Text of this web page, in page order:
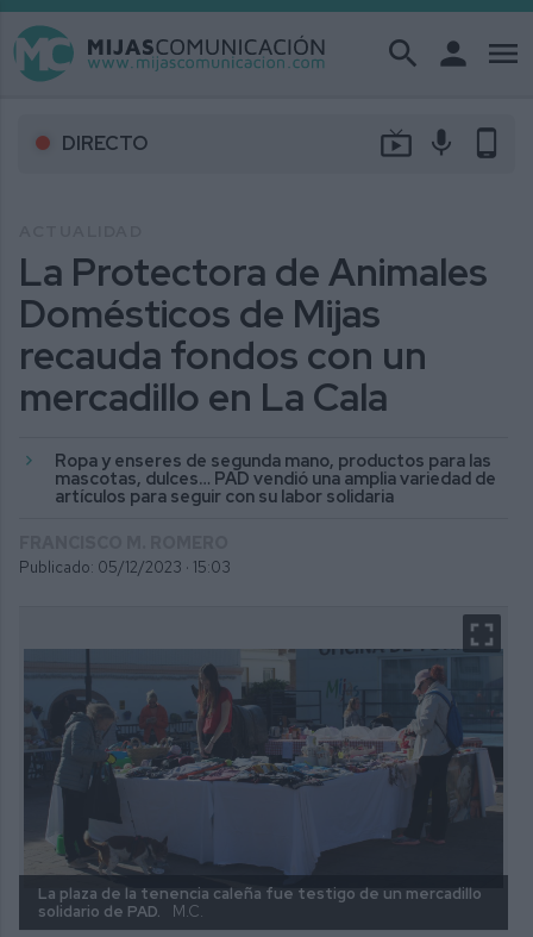
search person menu
DIRECTO live_tv mic phone_android
La Protectora de Animales
Domésticos de Mijas
recauda fondos con un
mercadillo en La Cala
Ropa y enseres de segunda mano, productos para las
mascotas, dulces… PAD vendió una amplia variedad de
artículos para seguir con su labor solidaria
Publicado: 05/12/2023 · 15:03
La plaza de la tenencia caleña fue testigo de un mercadillo
solidario de PAD.
M.C.